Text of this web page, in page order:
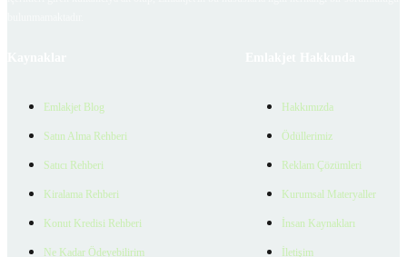
Emlakjet Blog
Satın Alma Rehberi
Satıcı Rehberi
Kiralama Rehberi
Konut Kredisi Rehberi
Ne Kadar Ödeyebilirim
Hakkımızda
Ödüllerimiz
Reklam Çözümleri
Kurumsal Materyaller
İnsan Kaynakları
İletişim